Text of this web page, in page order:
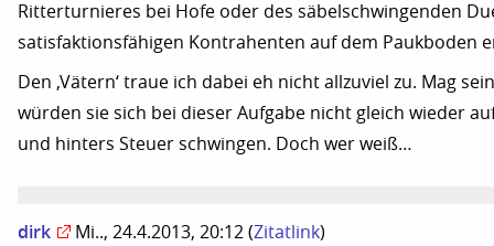
Ritterturnieres bei Hofe oder des säbelschwingenden
satisfaktionsfähigen Kontrahenten auf dem Paukboden
Den ‚Vätern‘ traue ich dabei eh nicht allzuviel zu. Mag
würden sie sich bei dieser Aufgabe nicht gleich wieder
und hinters Steuer schwingen. Doch wer weiß…
dirk Mi.., 24.4.2013, 20:12 (Zitatlink)